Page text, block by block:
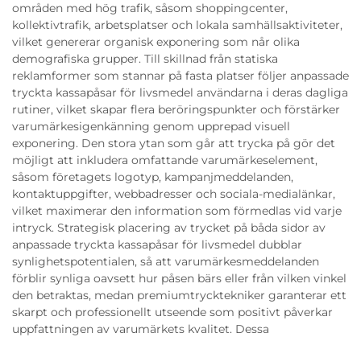
områden med hög trafik, såsom shoppingcenter,
kollektivtrafik, arbetsplatser och lokala samhällsaktiviteter,
vilket genererar organisk exponering som når olika
demografiska grupper. Till skillnad från statiska
reklamformer som stannar på fasta platser följer anpassade
tryckta kassapåsar för livsmedel användarna i deras dagliga
rutiner, vilket skapar flera beröringspunkter och förstärker
varumärkesigenkänning genom upprepad visuell
exponering. Den stora ytan som går att trycka på gör det
möjligt att inkludera omfattande varumärkeselement,
såsom företagets logotyp, kampanjmeddelanden,
kontaktuppgifter, webbadresser och sociala-medialänkar,
vilket maximerar den information som förmedlas vid varje
intryck. Strategisk placering av trycket på båda sidor av
anpassade tryckta kassapåsar för livsmedel dubblar
synlighetspotentialen, så att varumärkesmeddelanden
förblir synliga oavsett hur påsen bärs eller från vilken vinkel
den betraktas, medan premiumtrycktekniker garanterar ett
skarpt och professionellt utseende som positivt påverkar
uppfattningen av varumärkets kvalitet. Dessa